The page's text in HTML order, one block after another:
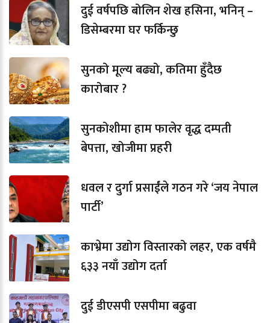
दुई वर्षपछि बोलिन शेख हसिना, भनिन् –
डिसेम्बरमा घर फर्किन्छु
सुनको मूल्य बढ्यो, कतिमा हुँदैछ
कारोबार ?
सुनकोशीमा हाम फालेर वृद्ध दम्पती
बेपत्ता, खोजीमा प्रहरी
धवल र दुर्गा प्रसाईंले गठन गरे ‘जय नेपाल
पार्टी’
काभ्रेमा उद्योग विस्तारको लहर, एक वर्षमै
६३३ नयाँ उद्योग दर्ता
दुई डीएसपी एसपीमा बढुवा